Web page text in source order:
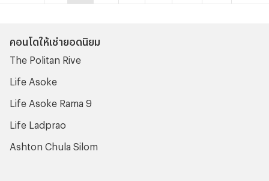
คอนโดให้เช่ายอดนิยม
The Politan Rive
Life Asoke
Life Asoke Rama 9
Life Ladprao
Ashton Chula Silom